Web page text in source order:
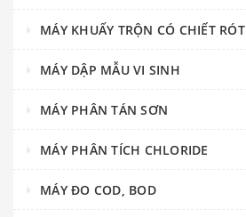
MÁY KHUẤY TRỘN CÓ CHIẾT RÓT
MÁY DẬP MẪU VI SINH
MÁY PHÂN TÁN SƠN
MÁY PHÂN TÍCH CHLORIDE
MÁY ĐO COD, BOD